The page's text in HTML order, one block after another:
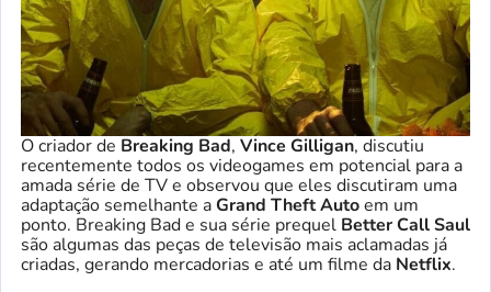
O criador de Breaking Bad, Vince Gilligan, discutiu
recentemente todos os videogames em potencial para a
amada série de TV e observou que eles discutiram uma
adaptação semelhante aGrand Theft Autoem um
ponto. Breaking Bad e sua série prequel Better Call Saul
são algumas das peças de televisão mais aclamadas já
criadas, gerando mercadorias e até um filme da Netflix.